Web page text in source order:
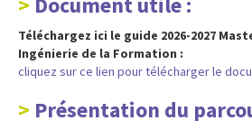
Téléchargez ici le guide 2026-2027
Ingénierie de la Formation :
cliquez sur ce lien pour télécharger le
Présentation du